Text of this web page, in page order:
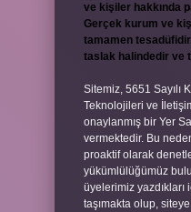
ve kişiler hakkında
Gerçek kurum ve
tamamen
taslak halindedir ve
Sitemiz, 5651 Sayılı
Teknolojileri ve
onaylanmış bir Yer
vermektedir. Bu
proaktif olarak
yükümlülüğümüz
üyelerimiz
taşımakta olup,